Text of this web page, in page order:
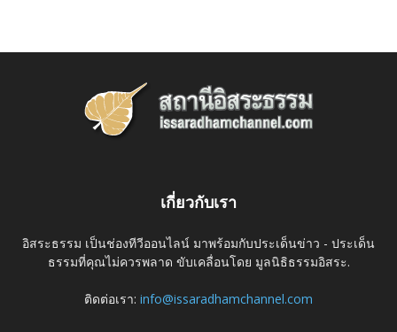
เกี่ยวกับเรา
อิสระธรรม เป็นช่องทีวีออนไลน์ มาพร้อมกับประเด็นข่าว - ประเด็น
ธรรมที่คุณไม่ควรพลาด ขับเคลื่อนโดย มูลนิธิธรรมอิสระ.
ติดต่อเรา: info@issaradhamchannel.com